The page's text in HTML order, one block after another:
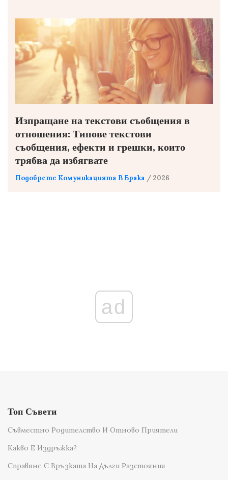
Изпращане на текстови съобщения в
отношения: Типове текстови
съобщения, ефекти и грешки, които
трябва да избягвате
Подобрете Комуникацията В Брака / 2026
ad
Топ Съвети
Съвместно Родителство И Отново Приятели
Какво Е Издръжка?
Справяне С Връзката На Дълги Разстояния